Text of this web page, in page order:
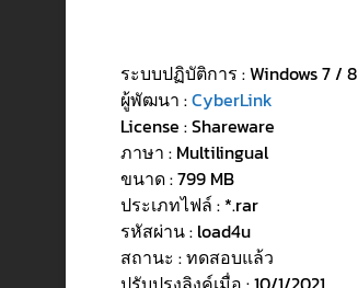
ระบบปฏิบัติการ : Windows 7 /
ผู้พัฒนา :CyberLink
License : Shareware
ภาษา : Multilingual
ขนาด : 799 MB
ประเภทไฟล์ : *.rar
รหัสผ่าน : load4u
สถานะ : ทดสอบแล้ว